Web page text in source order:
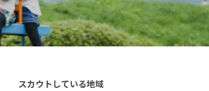
スカウトしている地域